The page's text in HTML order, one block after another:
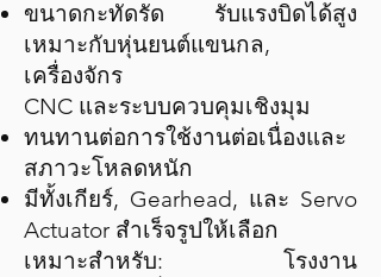
ขนาดกะทัดรัด รับแรงบิดได้สูง
เหมาะกับหุ่นยนต์แขนกล,
เครื่องจักร
CNC และระบบควบคุมเชิงมุม
ทนทานต่อการใช้งานต่อเนื่องและ
สภาวะโหลดหนัก
มีทั้งเกียร์, Gearhead, และ Servo
Actuator สำเร็จรูปให้เลือก
เหมาะสำหรับ: โรงงาน